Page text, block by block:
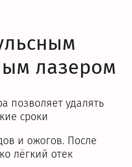
лазером
позволяет удалять
сроки
и ожогов. После
лёгкий отек